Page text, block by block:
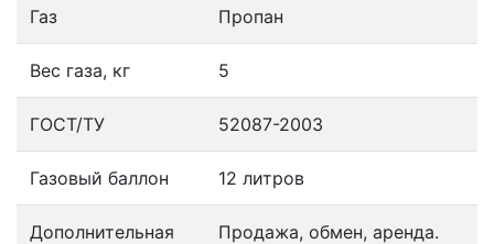
Газ Пропан
Вес газа, кг 5
ГОСТ/ТУ 52087-2003
Газовый баллон 12 литров
Дополнительная
Продажа, обмен, аренда.